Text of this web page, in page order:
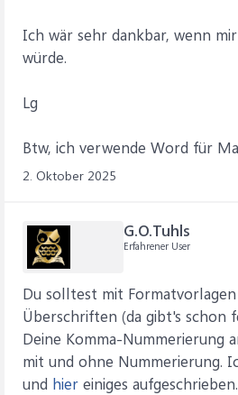
Ich wär sehr dankbar, wenn
würde.
Lg
Btw, ich verwende Word für
2. Oktober 2025
G.O.Tuhls
Erfahrener User
Du solltest mit
Überschriften (da gibt's schon
Deine Komma-Nummerierung
mit und ohne Nummerierung.
und hier einiges aufgeschrieben.